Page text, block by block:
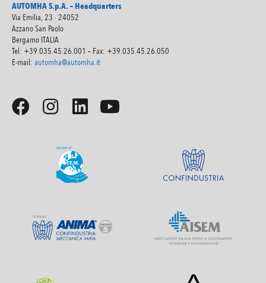
AUTOMHA S.p.A. – Headquarters
Via Emilia, 23 · 24052
Azzano San Paolo
Bergamo ITALIA
Tel: +39.035.45.26.001 – Fax: +39.035.45.26.050
E-mail: automha@automha.it